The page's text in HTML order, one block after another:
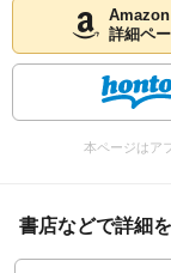
Amazon
詳細ペ
本ページはア
書店などで詳細